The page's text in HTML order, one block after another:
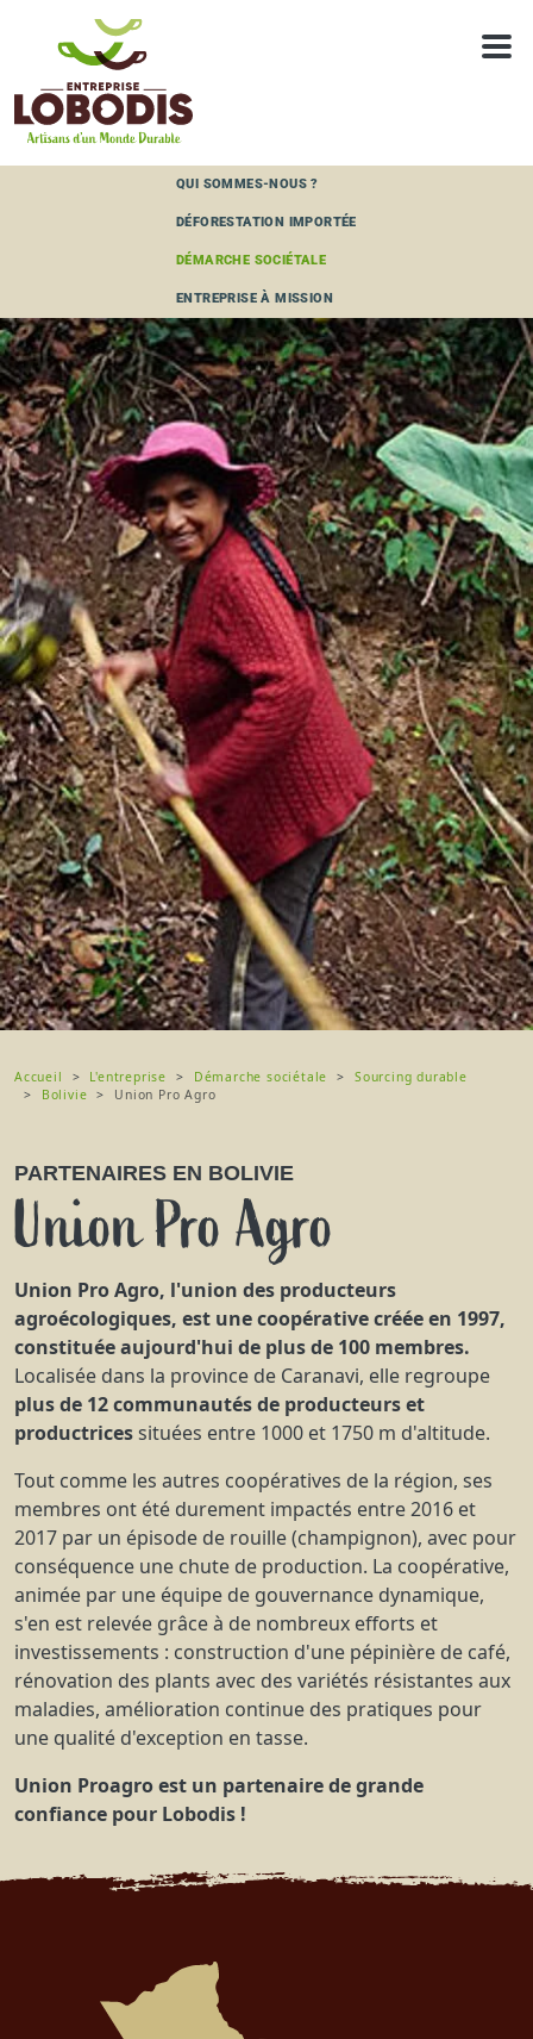
QUI SOMMES-NOUS ?
DÉFORESTATION IMPORTÉE
DÉMARCHE SOCIÉTALE
ENTREPRISE À MISSION
UNION PRO AGRO
Accueil L'entreprise Démarche sociétale
Sourcing durable
Bolivie
Union Pro Agro
PARTENAIRES EN BOLIVIE
Union Pro Agro
Union Pro Agro, l'union des producteurs
agroécologiques, est une coopérative créée en 1997,
constituée aujourd'hui de plus de 100 membres.
Localisée dans la province de Caranavi, elle regroupe
plus de 12 communautés de producteurs et
productricessituées entre 1000 et 1750 m d'altitude.
Tout comme les autres coopératives de la région, ses
membres ont été durement impactés entre 2016 et
2017 par un épisode de rouille (champignon), avec pour
conséquence une chute de production. La coopérative,
animée par une équipe de gouvernance dynamique,
s'en est relevée grâce à de nombreux efforts et
investissements : construction d'une pépinière de café,
rénovation des plants avec des variétés résistantes aux
maladies, amélioration continue des pratiques pour
une qualité d'exception en tasse.
Union Proagro est un partenaire de grande
confiance pour Lobodis !
Panneau de gestion des cookies